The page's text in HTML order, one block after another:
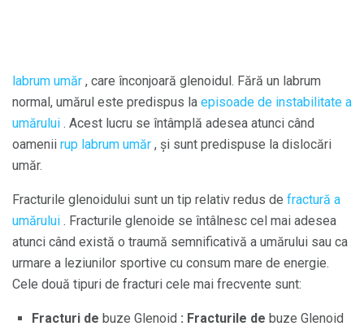
labrum umăr , care înconjoară glenoidul. Fără un labrum
normal, umărul este predispus la episoade de instabilitate a
umărului . Acest lucru se întâmplă adesea atunci când
oamenii rup labrum umăr , și sunt predispuse la dislocări
umăr.
Fracturile glenoidului sunt un tip relativ redus de fractură a
umărului . Fracturile glenoide se întâlnesc cel mai adesea
atunci când există o traumă semnificativă a umărului sau ca
urmare a leziunilor sportive cu consum mare de energie.
Cele două tipuri de fracturi cele mai frecvente sunt:
Fracturi de buze Glenoid : Fracturile de buze Glenoid